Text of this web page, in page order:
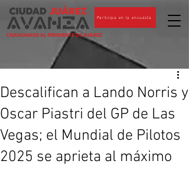
CIUDADANOS AL PENDIENTE DE JUÁREZ
Participa en la encuesta
Descalifican a Lando Norris y
Oscar Piastri del GP de Las
Vegas; el Mundial de Pilotos
2025 se aprieta al máximo